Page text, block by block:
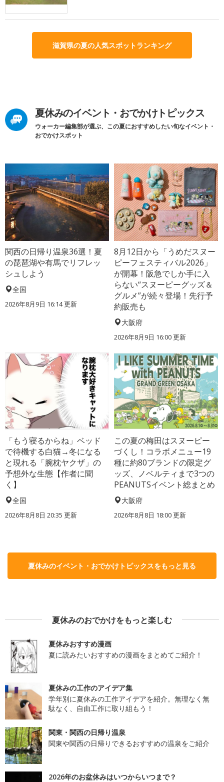
滋賀県の夏の人気スポットランキング
夏休みのイベント・おでかけトピックス
ウォーカー編集部が選ぶ、この夏におすすめしたい旬なイベント・
おでかけスポット
関西の日帰り温泉36選！夏
の琵琶湖や有馬でリフレッ
シュしよう
全国
2026年8月9日 16:14更新
8月12日から「うめだスヌー
ピーフェスティバル2026」
が開幕！阪急でしか手に入
らない“スヌーピーグッズ＆
グルメ”が続々登場！先行予
約販売も
大阪府
2026年8月9日 16:00更新
「もう寝るからね」ベッド
で待機する白猫→冬になる
と現れる「腕枕ヤクザ」の
予想外な生態【作者に聞
く】
全国
2026年8月8日 20:35 更新
この夏の梅田はスヌーピー
づくし！コラボメニュー19
種に約80ブランドの限定グ
ッズ、ノベルティまで3つの
PEANUTSイベント総まとめ
大阪府
2026年8月8日 18:00更新
夏休みのイベント・おでかけトピックスをもっと見る
夏休みのおでかけをもっと楽しむ
夏休みおすすめ漫画
夏に読みたいおすすめの漫画をまとめてご紹介！
夏休みの工作のアイデア集
学年別に夏休みの工作アイデアを紹介。無理なく無
駄なく、自由工作に取り組もう！
関東・関西の日帰り温泉
関東や関西の日帰りできるおすすめの温泉をご紹介
2026年のお盆休みはいつからいつまで？